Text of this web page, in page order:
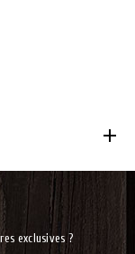

exclusives ?